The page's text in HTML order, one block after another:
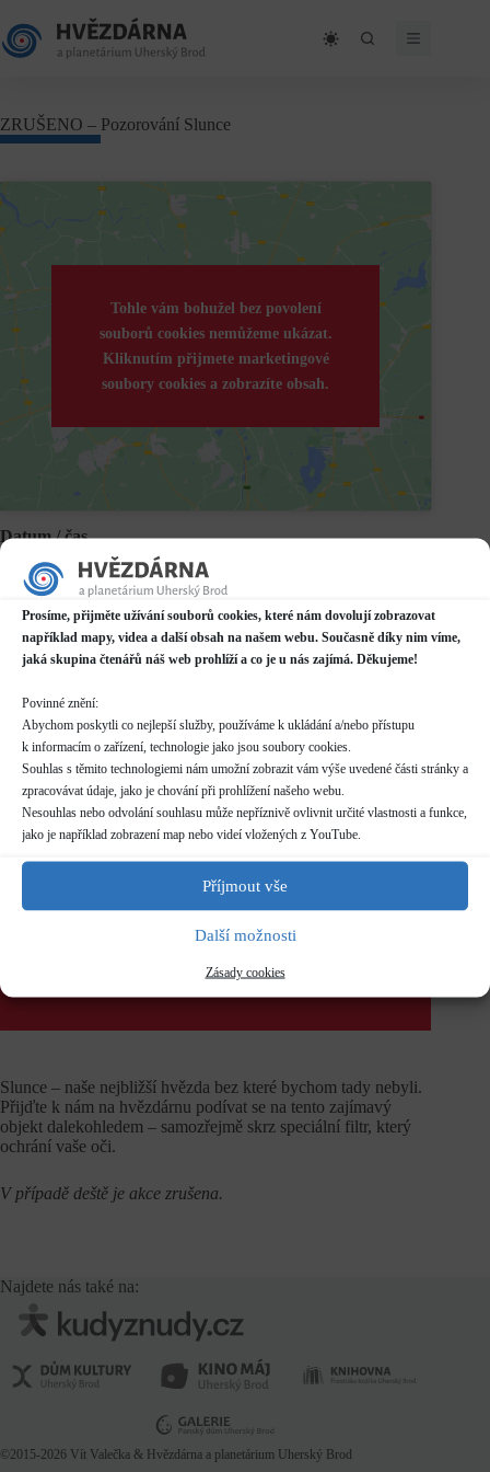
Prosíme, přijměte užívání souborů cookies, které nám dovolují zobrazovat
například mapy, videa a další obsah na našem webu. Současně díky nim víme,
jaká skupina čtenářů náš web prohlíží a co je u nás zajímá. Děkujeme!
Povinné znění:
Abychom poskytli co nejlepší služby, používáme k ukládání a/nebo přístupu
k informacím o zařízení, technologie jako jsou soubory cookies.
Souhlas s těmito technologiemi nám umožní zobrazit vám výše uvedené části stránky a
zpracovávat údaje, jako je chování při prohlížení našeho webu.
Nesouhlas nebo odvolání souhlasu může nepříznivě ovlivnit určité vlastnosti a funkce,
jako je například zobrazení map nebo videí vložených z YouTube.
Příjmout vše
Další možnosti
Zásady cookies
to
content
ZRUŠENO – Pozorování Slunce
Tohle vám bohužel bez povolení
souborů cookies nemůžeme ukázat.
Kliknutím přijmete marketingové
soubory cookies a zobrazíte obsah.
Datum / čas
20.05.2026
16:00 - 18:30
Místo konání
Hvězdárna
Prakšická 2222, Uherský Brod
Kategorie
Pravidelné akce
Rezervace
Vstupné
Pozorování zrušeno na základě rozhodnutí
Domu kultury. Děkujeme za pochopení.
Slunce – naše nejbližší hvězda bez které bychom tady nebyli.
Přijďte k nám na hvězdárnu podívat se na tento zajímavý
objekt dalekohledem – samozřejmě skrz speciální filtr, který
ochrání vaše oči.
V případě deště je akce zrušena.
Najdete nás také na:
©2015-2026 Vít Valečka & Hvězdárna a planetárium Uherský Brod